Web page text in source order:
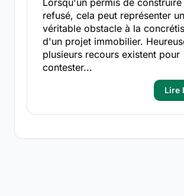
Lorsqu'un permis de construire
refusé, cela peut représenter un
véritable obstacle à la
d'un projet immobilier.
plusieurs recours existent pour
contester...
Lire